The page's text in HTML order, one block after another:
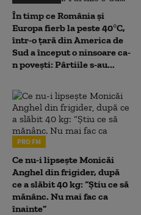
În timp ce România și
Europa fierb la peste 40°C,
într-o țară din America de
Sud a început o ninsoare ca-
n povești: Pârtiile s-au...
PRO FM
Ce nu-i lipsește Monicăi
Anghel din frigider, după
ce a slăbit 40 kg: “Știu ce să
mănânc. Nu mai fac ca
înainte”